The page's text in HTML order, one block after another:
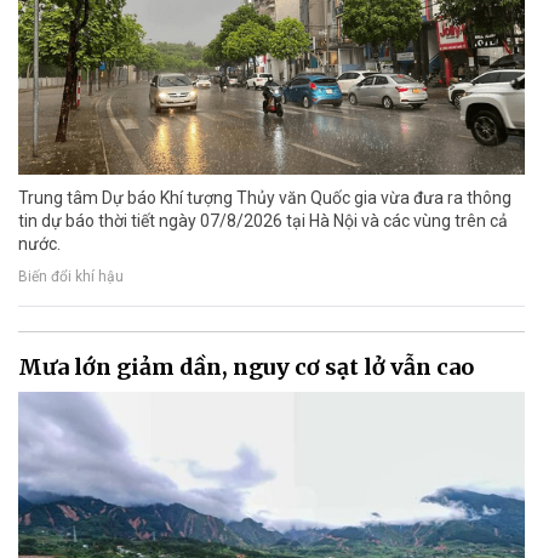
Trung tâm Dự báo Khí tượng Thủy văn Quốc gia vừa đưa ra thông
tin dự báo thời tiết ngày 07/8/2026 tại Hà Nội và các vùng trên cả
nước.
Biến đổi khí hậu
Mưa lớn giảm dần, nguy cơ sạt lở vẫn cao